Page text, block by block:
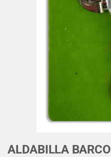
ALDABILLA BARCO